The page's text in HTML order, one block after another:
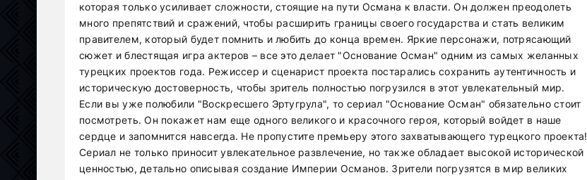
которая только усиливает сложности, стоящие на пути Османа к власти. Он должен преодолеть
много препятствий и сражений, чтобы расширить границы своего государства и стать великим
правителем, который будет помнить и любить до конца времен. Яркие персонажи, потрясающий
сюжет и блестящая игра актеров – все это делает "Основание Осман" одним из самых желанных
турецких проектов года. Режиссер и сценарист проекта постарались сохранить аутентичность и
историческую достоверность, чтобы зритель полностью погрузился в этот увлекательный мир.
Если вы уже полюбили "Воскресшего Эртугрула", то сериал "Основание Осман" обязательно стоит
посмотреть. Он покажет нам еще одного великого и красочного героя, который войдет в наше
сердце и запомнится навсегда. Не пропустите премьеру этого захватывающего турецкого проекта!
Сериал не только приносит увлекательное развлечение, но также обладает высокой исторической
ценностью, детально описывая создание Империи Османов. Зрители погрузятся в мир великих